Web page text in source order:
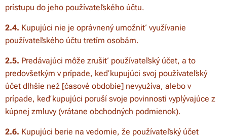
prístupu do jeho používateľského účtu.
2.4. Kupujúci nie je oprávnený umožniť využívanie
používateľského účtu tretím osobám.
2.5. Predávajúci môže zrušiť používateľský účet, a to
predovšetkým v prípade, keď kupujúci svoj používateľský
účet dlhšie než [časové obdobie] nevyužíva, alebo v
prípade, keď kupujúci poruší svoje povinnosti vyplývajúce z
kúpnej zmluvy (vrátane obchodných podmienok).
2.6. Kupujúci berie na vedomie, že používateľský účet